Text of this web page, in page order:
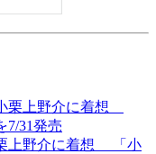
上野介に着想 「小